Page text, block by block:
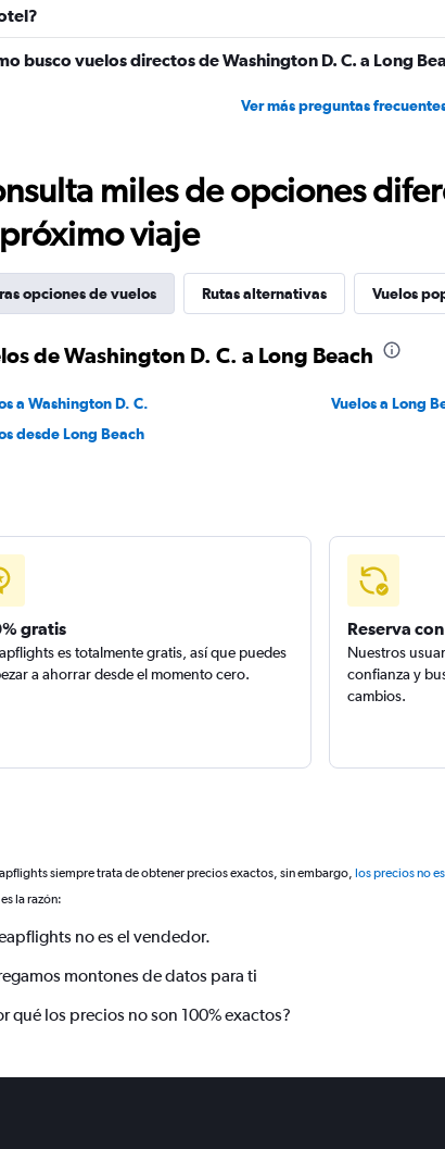
busco vuelos directos de Washington D. C. a Long
Ver más preguntas
miles de opciones
viaje
opciones de vuelos Rutas alternativas Vuelos
de Washington D. C. a Long Beach
a Washington D. C. Vuelos a Long
desde Long Beach
gratis
es totalmente gratis, así que puedes
a ahorrar desde el momento cero.
Reserva
Nuestros
confianza y
cambios.
siempre trata de obtener precios exactos, sin embargo, los precios no
es la razón:
no es el vendedor.
montones de datos para ti
qué los precios no son 100% exactos?